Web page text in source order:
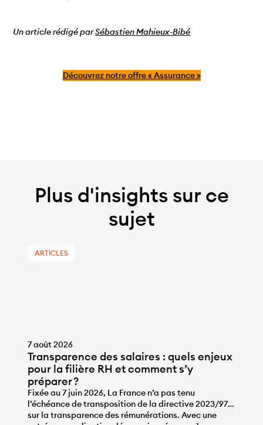
Un article rédigé parSébastien Mahieux-Bibé
Découvrez notre offre « Assurance »
Plus d'insights sur ce
sujet
ARTICLES
7 août 2026
Transparence des salaires : quels enjeux
pour la filière RH et comment s’y
préparer ?
Fixée au 7 juin 2026, La France n’a pas tenu
l’échéance de transposition de la directive 2023/970
sur la transparence des rémunérations. Avec une